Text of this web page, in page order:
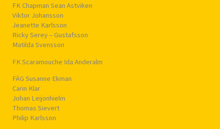
FK Chapman Sean Astviken
Viktor Johansson
Jeanette Karlsson
Ricky Serey – Gustafsson
Matilda Svensson
FK Scaramouche Ida Anderalm
FÄG Susanne Ekman
Carin Klar
Johan Leijonhielm
Thomas Sievert
Philip Karlsson